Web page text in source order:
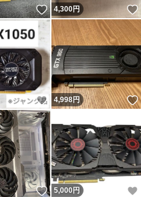
いいね！
4,300円
いいね！
4,998円
いいね！
5,000 円